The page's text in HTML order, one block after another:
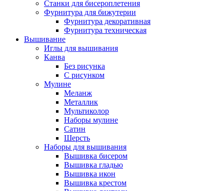
Станки для бисероплетения
Фурнитура для бижутерии
Фурнитура декоративная
Фурнитура техническая
Вышивание
Иглы для вышивания
Канва
Без рисунка
С рисунком
Мулине
Меланж
Металлик
Мультиколор
Наборы мулине
Сатин
Шерсть
Наборы для вышивания
Вышивка бисером
Вышивка гладью
Вышивка икон
Вышивка крестом